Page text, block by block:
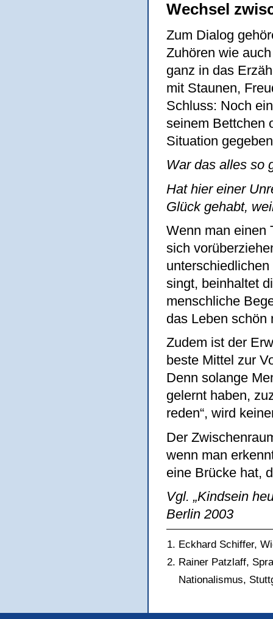
Wechsel
Zum Dialog
Zuhören wie
ganz in das
mit Staunen,
Schluss: Noch
seinem Bettchen
Situation
War das alles so
Hat hier einer
Glück gehabt,
Wenn man einen
sich
singt, beinhaltet
menschliche
das Leben schön
Zudem ist der
beste Mittel zur
Denn solange
gelernt haben,
reden“, wird
Der
wenn man
eine Brücke hat,
Vgl. „Kindsein
Berlin 2003
Eckhard Schiffer,
Rainer Patzlaff,
Nationalismus,